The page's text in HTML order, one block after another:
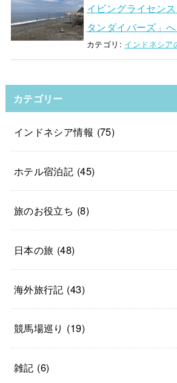
イビングライセン
タンダイバーズ」へ
カテゴリ: インドネシア
カテゴリー
インドネシア情報 (75)
ホテル宿泊記 (45)
旅のお役立ち (8)
日本の旅 (48)
海外旅行記 (43)
競馬場巡り (19)
雑記 (6)